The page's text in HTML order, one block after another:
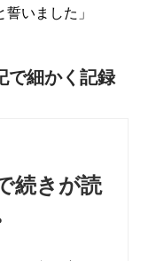
いました」
で細かく記録